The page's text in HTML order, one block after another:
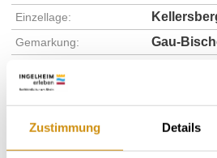
Zustimmung Details
Einzellage:
Gemarkung: Gau-